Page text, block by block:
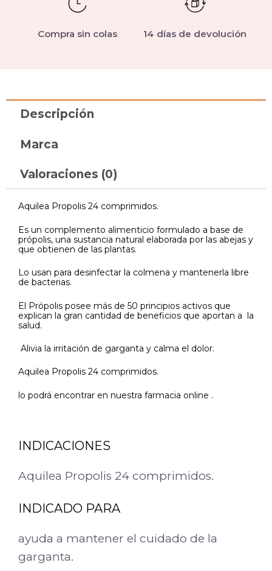
Compra sin colas 14 días de devolución
Descripción
Marca
Valoraciones (0)
Aquilea Propolis 24 comprimidos.
Es un complemento alimenticio formulado a base de
própolis, una sustancia natural elaborada por las abejas y
que obtienen de las plantas.
Lo usan para desinfectar la colmena y mantenerla libre
de bacterias.
El Própolis posee más de 50 principios activos que
explican la gran cantidad de beneficios que aportan a la
salud.
Alivia la irritación de garganta y calma el dolor.
Aquilea Propolis 24 comprimidos.
lo podrá encontrar en nuestra farmacia online .
INDICACIONES
Aquilea Propolis 24 comprimidos.
INDICADO PARA
ayuda a mantener el cuidado de la
garganta.